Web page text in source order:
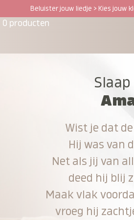
Beluister jouw liedje > Kies jouw
0 producten
Wist je dat
Hij was van
Net als jij van
deed hij blij
Maak vlak
vroeg hij